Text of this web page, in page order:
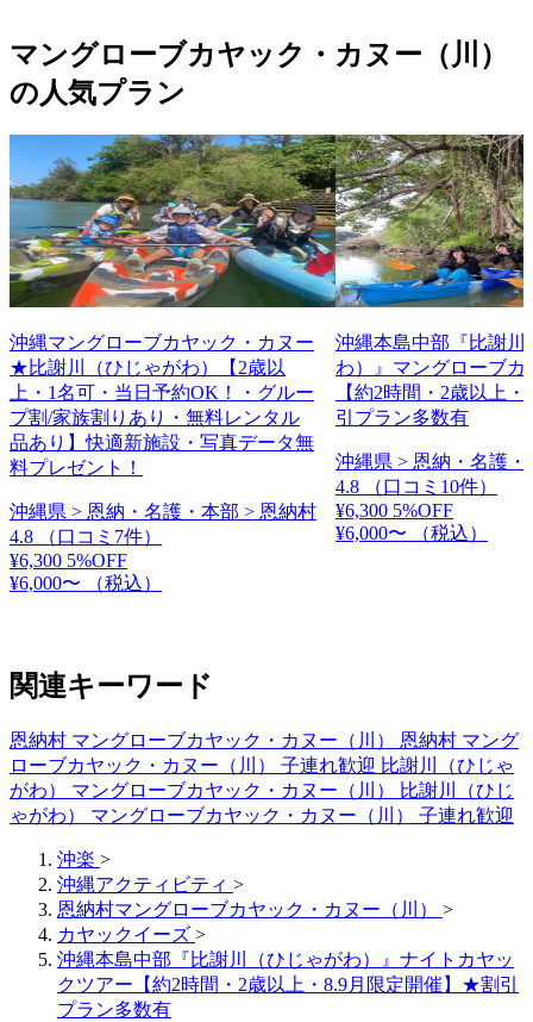
マングローブカヤック・カヌー（川）
の人気プラン
沖縄マングローブカヤック・カヌー
★比謝川（ひじゃがわ）【2歳以
上・1名可・当日予約OK！・グルー
プ割/家族割りあり・無料レンタル
品あり】快適新施設・写真データ無
料プレゼント！
沖縄県 > 恩納・名護・本部 > 恩納村
4.8
（口コミ7件）
¥6,300 5%OFF
¥6,000〜
（税込）
沖縄本島中部『比謝川
わ）』マングローブカ
【約2時間・2歳以上
引プラン多数有
沖縄県 > 恩納・名護・
4.8
（口コミ10件）
¥6,300 5%OFF
¥6,000〜
（税込）
関連キーワード
恩納村 マングローブカヤック・カヌー（川） 恩納村 マング
ローブカヤック・カヌー（川） 子連れ歓迎 比謝川（ひじゃ
がわ） マングローブカヤック・カヌー（川）
比謝川（ひじ
ゃがわ） マングローブカヤック・カヌー（川） 子連れ歓迎
沖楽 >
沖縄アクティビティ >
恩納村マングローブカヤック・カヌー（川） >
カヤックイーズ >
沖縄本島中部『比謝川（ひじゃがわ）』ナイトカヤッ
クツアー【約2時間・2歳以上・8.9月限定開催】★割引
プラン多数有